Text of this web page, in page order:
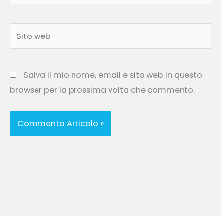
Salva il mio nome, email e sito web in questo
browser per la prossima volta che commento.